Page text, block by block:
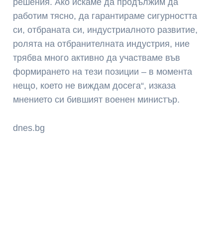
решения. Ако искаме да продължим да
работим тясно, да гарантираме сигурността
си, отбраната си, индустриалното развитие,
ролята на отбранителната индустрия, ние
трябва много активно да участваме във
формирането на тези позиции – в момента
нещо, което не виждам досега“, изказа
мнението си бившият военен министър.
dnes.bg